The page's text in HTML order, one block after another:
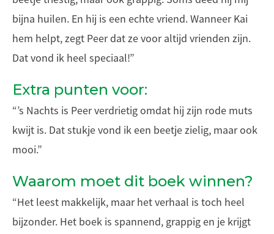
bijna huilen. En hij is een echte vriend. Wanneer Kai
hem helpt, zegt Peer dat ze voor altijd vrienden zijn.
Dat vond ik heel speciaal!”
Extra punten voor:
“’s Nachts is Peer verdrietig omdat hij zijn rode muts
kwijt is. Dat stukje vond ik een beetje zielig, maar ook
mooi.”
Waarom moet dit boek winnen?
“Het leest makkelijk, maar het verhaal is toch heel
bijzonder. Het boek is spannend, grappig en je krijgt